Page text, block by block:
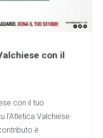
con il
con il tuo
l’Atletica Valchiese
è